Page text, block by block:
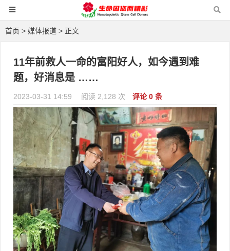
首页 > 媒体报道 > 正文
11年前救人一命的富阳好人，如今遇到难
题，好消息是 ……
2023-03-31 14:59 阅读 2,128 次 评论 0 条